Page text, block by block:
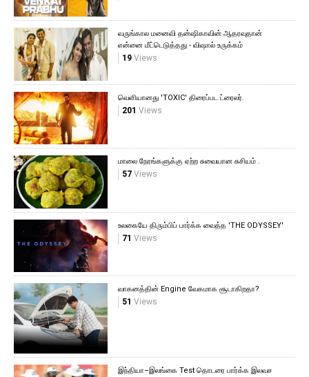
வருங்கால மனைவி தன்ஷிகாவின் ஆதரவுதான்
என்னை மீட்டெடுத்தது - விஷால் உருக்கம்
19Views
வெளியானது 'TOXIC' திரைப்பட ட்ரைலர்.
201 Views
மாலை நேரங்களுக்கு ஏற்ற சுவையான சுசியம் .
57Views
உலகையே திரும்பிப் பார்க்க வைத்த 'THE ODYSSEY'
71 Views
வாகனத்தின் Engine வேகமாக சூடாகிறதா?
51 Views
இந்தியா–இலங்கை Test தொடரை பார்க்க இலவச